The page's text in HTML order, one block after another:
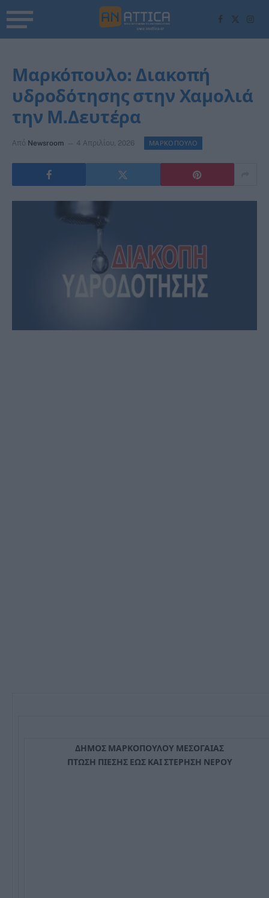
Facebook
X
(Twitter)
Μαρκόπουλο: Διακοπή
υδροδότησης στην Χαμολιά
την Μ.Δευτέρα
Από Newsroom 4 Απριλίου, 2026 ΜΑΡΚΟΠΟΥΛΟ
ΔΗΜΟΣ ΜΑΡΚΟΠΟΥΛΟΥ ΜΕΣΟΓΑΙΑΣ
ΠΤΩΣΗ ΠΙΕΣΗΣ ΕΩΣ ΚΑΙ ΣΤΕΡΗΣΗ ΝΕΡΟΥ